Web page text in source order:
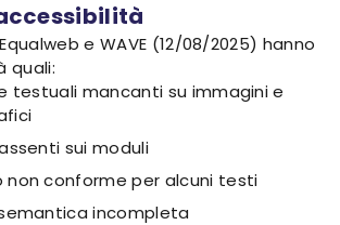
e WAVE (12/08/2025) hanno
quali:
testuali mancanti su immagini e
sui moduli
conforme per alcuni testi
incompleta